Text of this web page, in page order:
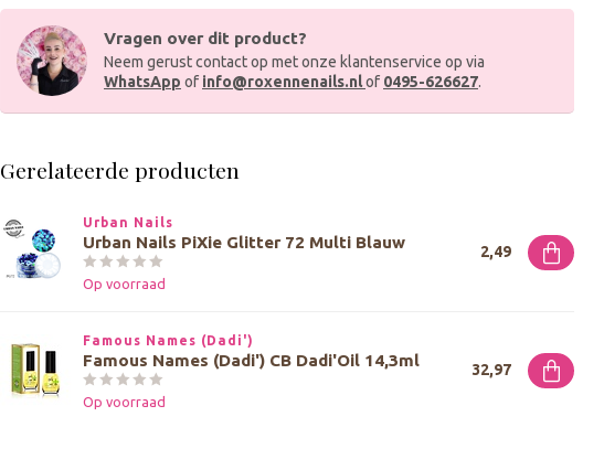
Vragen over dit product?
Neem gerust contact op met onze klantenservice op via
WhatsApp of info@roxennenails.nlof 0495-626627.
Gerelateerde producten
Urban Nails
Urban Nails PiXie Glitter 72 Multi Blauw
Op voorraad
2,49
Famous Names (Dadi')
Famous Names (Dadi') CB Dadi'Oil 14,3ml
Op voorraad
32,97